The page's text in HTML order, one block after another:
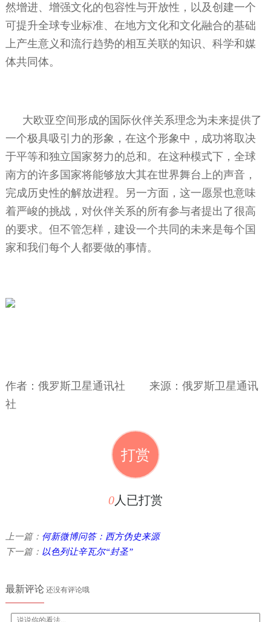
然增进、增强文化的包容性与开放性，以及创建一个
可提升全球专业标准、在地方文化和文化融合的基础
上产生意义和流行趋势的相互关联的知识、科学和媒
体共同体。
大欧亚空间形成的国际伙伴关系理念为未来提供了
一个极具吸引力的形象，在这个形象中，成功将取决
于平等和独立国家努力的总和。在这种模式下，全球
南方的许多国家将能够放大其在世界舞台上的声音，
完成历史性的解放进程。另一方面，这一愿景也意味
着严峻的挑战，对伙伴关系的所有参与者提出了很高
的要求。但不管怎样，建设一个共同的未来是每个国
家和我们每个人都要做的事情。
作者：俄罗斯卫星通讯社
来源：俄罗斯卫星通讯
社
打赏
0人已打赏
上一篇： 何新微博问答：西方伪史来源
下一篇： 以色列让辛瓦尔“封圣”
最新评论还没有评论哦